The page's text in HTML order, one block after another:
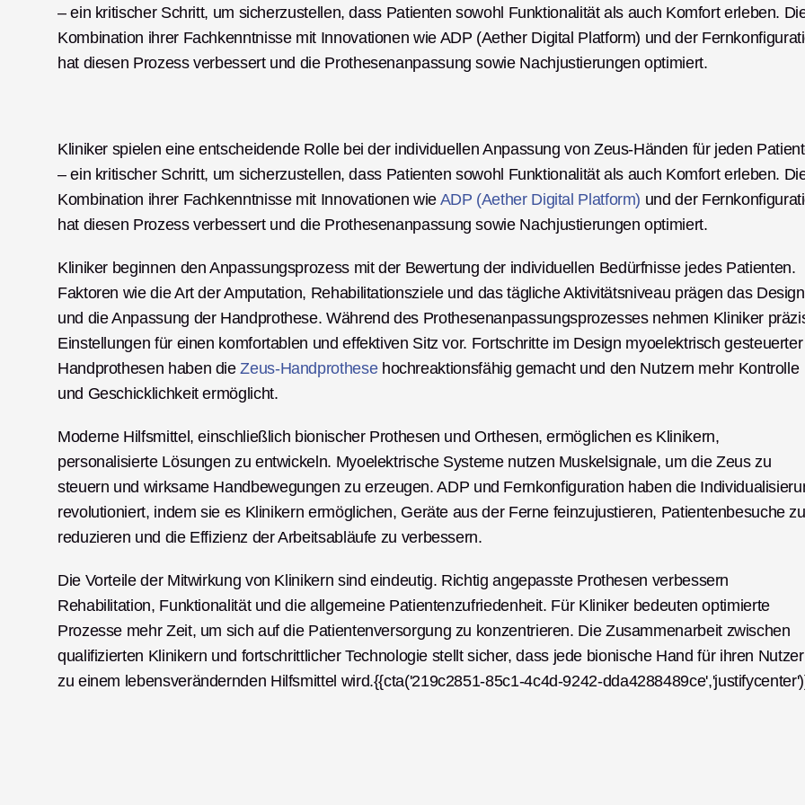
– ein kritischer Schritt, um sicherzustellen, dass Patienten sowohl Funktionalität als auch Komfort erleben.
Kombination ihrer Fachkenntnisse mit Innovationen wie ADP (Aether Digital Platform) und der
hat diesen Prozess verbessert und die Prothesenanpassung sowie Nachjustierungen optimiert.
Kliniker spielen eine entscheidende Rolle bei der individuellen Anpassung von Zeus-Händen für jeden
– ein kritischer Schritt, um sicherzustellen, dass Patienten sowohl Funktionalität als auch Komfort erleben.
Kombination ihrer Fachkenntnisse mit Innovationen wie ADP (Aether Digital Platform) und der
hat diesen Prozess verbessert und die Prothesenanpassung sowie Nachjustierungen optimiert.
Kliniker beginnen den Anpassungsprozess mit der Bewertung der individuellen Bedürfnisse jedes Patienten.
Faktoren wie die Art der Amputation, Rehabilitationsziele und das tägliche Aktivitätsniveau prägen das Design
und die Anpassung der Handprothese. Während des Prothesenanpassungsprozesses nehmen Kliniker
Einstellungen für einen komfortablen und effektiven Sitz vor. Fortschritte im Design myoelektrisch gesteuerter
Handprothesen haben die Zeus-Handprothese hochreaktionsfähig gemacht und den Nutzern mehr Kontrolle
und Geschicklichkeit ermöglicht.
Moderne Hilfsmittel, einschließlich bionischer Prothesen und Orthesen, ermöglichen es Klinikern,
personalisierte Lösungen zu entwickeln. Myoelektrische Systeme nutzen Muskelsignale, um die Zeus zu
steuern und wirksame Handbewegungen zu erzeugen. ADP und Fernkonfiguration haben die
revolutioniert, indem sie es Klinikern ermöglichen, Geräte aus der Ferne feinzujustieren, Patientenbesuche zu
reduzieren und die Effizienz der Arbeitsabläufe zu verbessern.
Die Vorteile der Mitwirkung von Klinikern sind eindeutig. Richtig angepasste Prothesen verbessern
Rehabilitation, Funktionalität und die allgemeine Patientenzufriedenheit. Für Kliniker bedeuten optimierte
Prozesse mehr Zeit, um sich auf die Patientenversorgung zu konzentrieren. Die Zusammenarbeit zwischen
qualifizierten Klinikern und fortschrittlicher Technologie stellt sicher, dass jede bionische Hand für ihren Nutzer
zu einem lebensverändernden Hilfsmittel wird.{{cta('219c2851-85c1-4c4d-9242-